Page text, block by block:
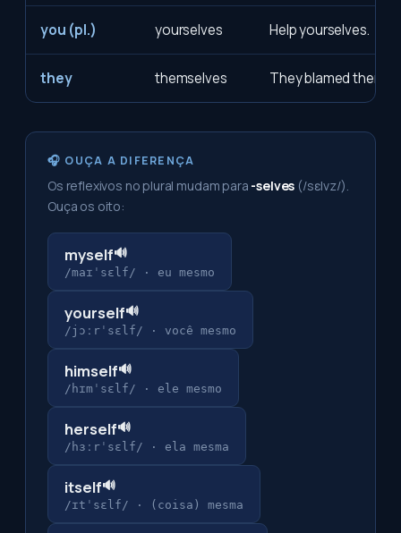
you (pl.) yourselves Help yourselves.
they themselves They blamed
🎧 OUÇA A DIFERENÇA
Os reflexivos no plural mudam para -selves (/sɛlvz/).
Ouça os oito:
myself🔊
/maɪˈsɛlf/ · eu mesmo
yourself🔊
/jɔːrˈsɛlf/ · você mesmo
himself🔊
/hɪmˈsɛlf/ · ele mesmo
herself🔊
/hɜːrˈsɛlf/ · ela mesma
itself🔊
/ɪtˈsɛlf/ · (coisa) mesma